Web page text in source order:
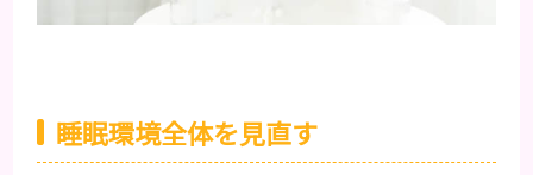
睡眠環境全体を見直す